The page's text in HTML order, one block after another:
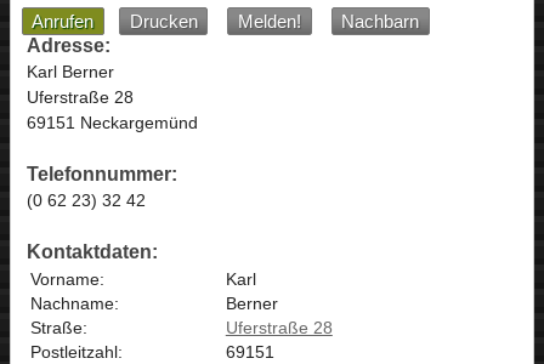
Anrufen Drucken Melden!
Nachbarn
Adresse:
Karl Berner
Uferstraße 28
69151 Neckargemünd
Telefonnummer:
(0 62 23) 32 42
Kontaktdaten:
Vorname:
Karl
Nachname:
Berner
Straße:
Uferstraße 28
Postleitzahl:
69151